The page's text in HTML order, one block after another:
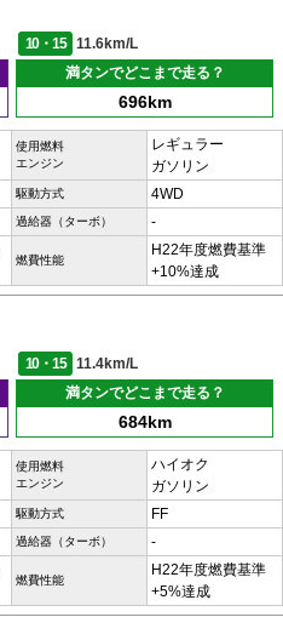
10・15
11.6km/L
満タンでどこまで走る？
696km
使用燃料
エンジン
レギュラー
ガソリン
駆動方式 4WD
過給器（ターボ） -
燃費性能
H22年度燃費基準
+10%達成
10・15
11.4km/L
満タンでどこまで走る？
684km
使用燃料
エンジン
ハイオク
ガソリン
駆動方式 FF
過給器（ターボ） -
燃費性能
H22年度燃費基準
+5%達成